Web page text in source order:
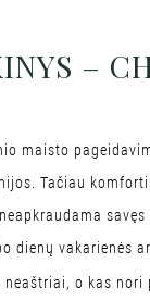
–
maisto
Tačiau
dienų vakarienės
o kas